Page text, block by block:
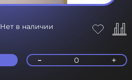
Нет в наличии
- 0 +